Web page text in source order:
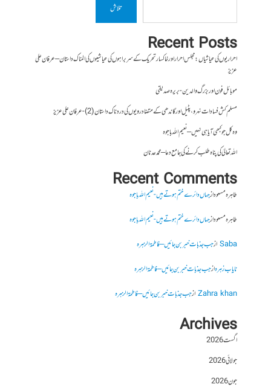
تلاش
Recent Posts
احراریوں کی عیاشیاں : مجلس احرار اور خاکسار تحریک کے سربراہوں کی عیاشیوں کی المناک داستان – عرفان علی
عزیز
موبائل فون اور بزرگ والدین- بریرہ صدیقی
مسلم کش فسادات نہرو، پٹیل اور گاندھی کے متضاد رویوں کی درد ناک داستان (2)- عرفان علی عزیز
وہ کل جو کبھی آیا ہی نہیں – نعیم اللہ باجوہ
اللہ تعالیٰ کی پناہ طلب کرنے کی جامع دعا – محمد عدنان
Recent Comments
طاہرہ مسعودازجہاں دائرے ختم ہوتے ہیں- نعیم اللہ باجوہ
طاہرہ مسعودازجہاں دائرے ختم ہوتے ہیں- نعیم اللہ باجوہ
Sabaازجب جذبات خبر بن جائیں – فاطمۃالزہرہ
نایاب زہرہازجب جذبات خبر بن جائیں – فاطمۃالزہرہ
Zahra khanازجب جذبات خبر بن جائیں – فاطمۃالزہرہ
Archives
اگست 2026
جولائی 2026
جون 2026